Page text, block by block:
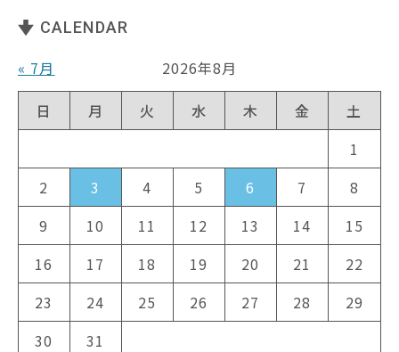
CALENDAR
« 7月
2026年8月
日
月 火 水 木 金
土
1
2
3 4 5 6 7
8
9
10 11 12 13 14
15
16
17 18 19 20 21
22
23
24 25 26 27 28
29
30
31